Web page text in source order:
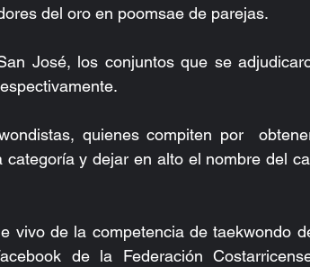
del oro en poomsae de parejas.
José, los conjuntos que se
quienes compiten por
y dejar en alto el nombre del
vivo de la competencia de taekwondo
de la Federación